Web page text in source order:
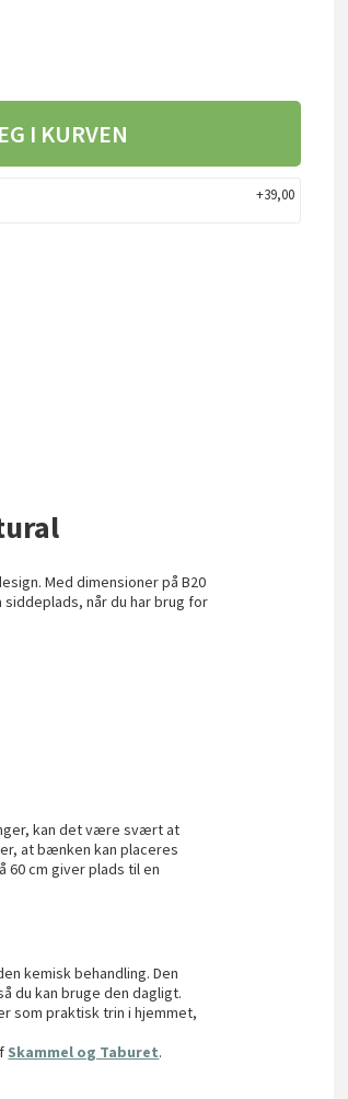
I KURVEN
+39,00
Med dimensioner på B20
siddeplads, når du har brug for
kan det være svært at
at bænken kan placeres
cm giver plads til en
kemisk behandling. Den
du kan bruge den dagligt.
som praktisk trin i hjemmet,
Skammel og Taburet.